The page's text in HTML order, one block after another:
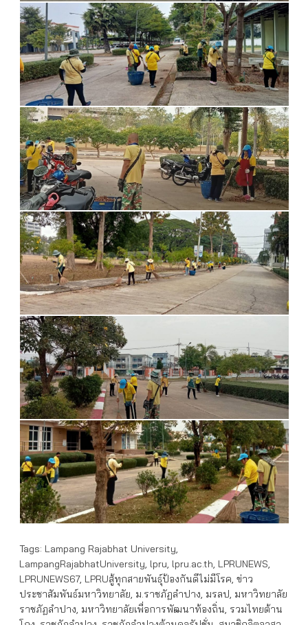
Tags: Lampang Rajabhat University,
LampangRajabhatUniversity, lpru, lpru.ac.th, LPRUNEWS,
LPRUNEWS67, LPRUสู้ทุกสายพันธุ์ป้องกันดีไม่มีโรค, ข่าว
ประชาสัมพันธ์มหาวิทยาลัย, ม.ราชภัฏลำปาง, มรลป, มหาวิทยาลัย
ราชภัฏลำปาง, มหาวิทยาลัยเพื่อการพัฒนาท้องถิ่น, รวมไทยต้าน